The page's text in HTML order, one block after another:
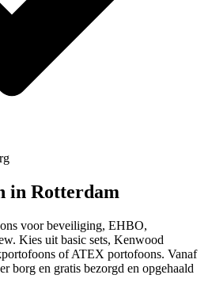
in Rotterdam
voor beveiliging, EHBO,
Kies uit basic sets, Kenwood
of ATEX portofoons. Vanaf
borg en gratis bezorgd en opgehaald